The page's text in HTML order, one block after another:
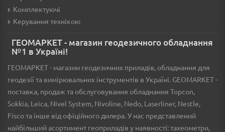
Комплектуючі
Керування технікою
ГЕОМАРКЕТ - магазин геодезичного обладнання
№1 в Україні!
ГЕОМАРКЕТ - магазин геодезичних приладів, обладнання для
геодезії та вимірювальних інструментів в Україні. GEOMARKET -
поставка, продаж та обслуговування обладнання Topcon,
Sokkia, Leica, Nivel System, Nivoline, Nedo, Laserliner, Nestle,
Fisco та інше від офіційного дилера. У нас представлений
найбільший асортимент геоприладів у наявності: тахеометри,